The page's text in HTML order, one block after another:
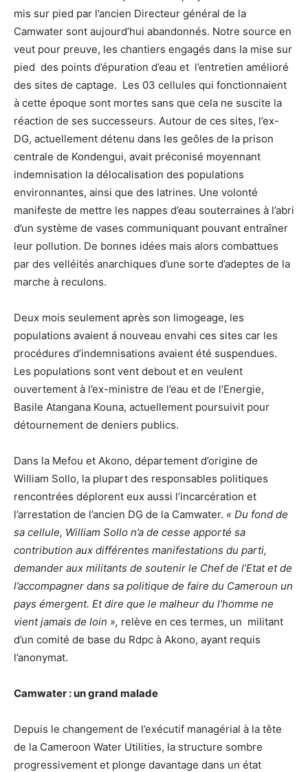
mis sur pied par l’ancien Directeur général de la
Camwater sont aujourd’hui abandonnés. Notre source en
veut pour preuve, les chantiers engagés dans la mise sur
pied des points d’épuration d’eau et l’entretien amélioré
des sites de captage. Les 03 cellules qui fonctionnaient
à cette époque sont mortes sans que cela ne suscite la
réaction de ses successeurs. Autour de ces sites, l’ex-
DG, actuellement détenu dans les geôles de la prison
centrale de Kondengui, avait préconisé moyennant
indemnisation la délocalisation des populations
environnantes, ainsi que des latrines. Une volonté
manifeste de mettre les nappes d’eau souterraines à l’abri
d’un système de vases communiquant pouvant entraîner
leur pollution. De bonnes idées mais alors combattues
par des velléités anarchiques d’une sorte d’adeptes de la
marche à reculons.
Deux mois seulement après son limogeage, les
populations avaient á nouveau envahi ces sites car les
procédures d’indemnisations avaient été suspendues.
Les populations sont vent debout et en veulent
ouvertement à l’ex-ministre de l’eau et de l’Energie,
Basile Atangana Kouna, actuellement poursuivit pour
détournement de deniers publics.
Dans la Mefou et Akono, département d’origine de
William Sollo, la plupart des responsables politiques
rencontrées déplorent eux aussi l’incarcération et
l’arrestation de l’ancien DG de la Camwater. « Du fond de
sa cellule, William Sollo n’a de cesse apporté sa
contribution aux différentes manifestations du parti,
demander aux militants de soutenir le Chef de l’Etat et de
l’accompagner dans sa politique de faire du Cameroun un
pays émergent. Et dire que le malheur du l’homme ne
vient jamais de loin », relève en ces termes, un militant
d’un comité de base du Rdpc à Akono, ayant requis
l’anonymat.
Camwater : un grand malade
Depuis le changement de l’exécutif managérial à la tête
de la Cameroon Water Utilities, la structure sombre
progressivement et plonge davantage dans un état